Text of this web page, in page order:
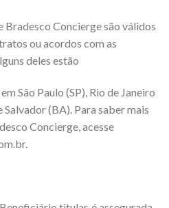
Bradesco Concierge são válidos
ou acordos com as
deles estão
São Paulo (SP), Rio de Janeiro
(BA). Para saber mais
Concierge, acesse